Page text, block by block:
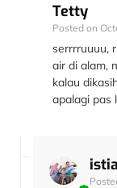
Tetty
Posted on
serrrruuuu,
air di alam,
kalau
apalagi pas